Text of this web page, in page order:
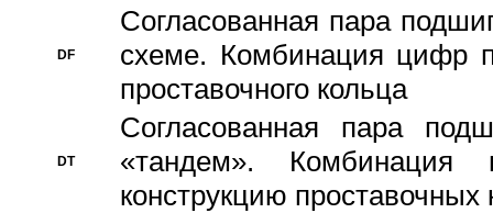
DF
Согласованная пара
схеме. Комбинация цифр
проставочного кольца
DT
Согласованная пара
«тандем».
конструкцию проставочных